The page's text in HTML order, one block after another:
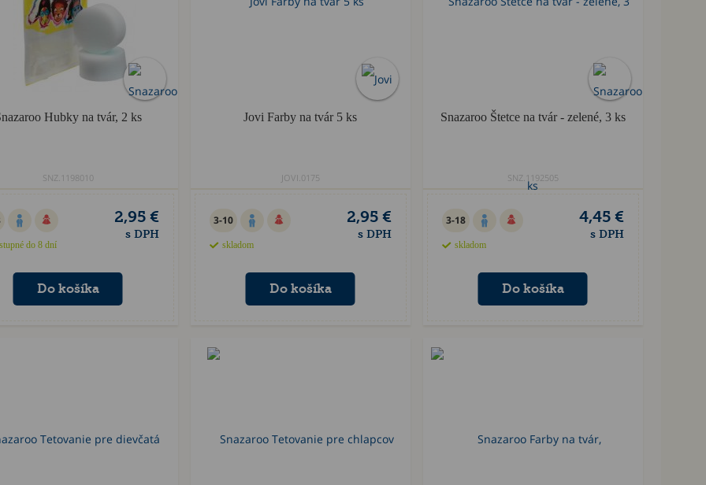
Hubky na tvár, 2 ks
SNZ.1198010
do 8 dní
2,95 €
s DPH
Jovi Farby na tvár 5 ks
JOVI.0175
3-10
skladom
2,95 €
s DPH
Snazaroo Štetce na tvár - zelené, 3 ks
SNZ.1192505
3-18
skladom
4,45 €
s DPH